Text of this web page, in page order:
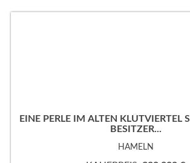
EINE PERLE IM ALTEN KLÜTVIERTEL
BESITZER...
HAMELN